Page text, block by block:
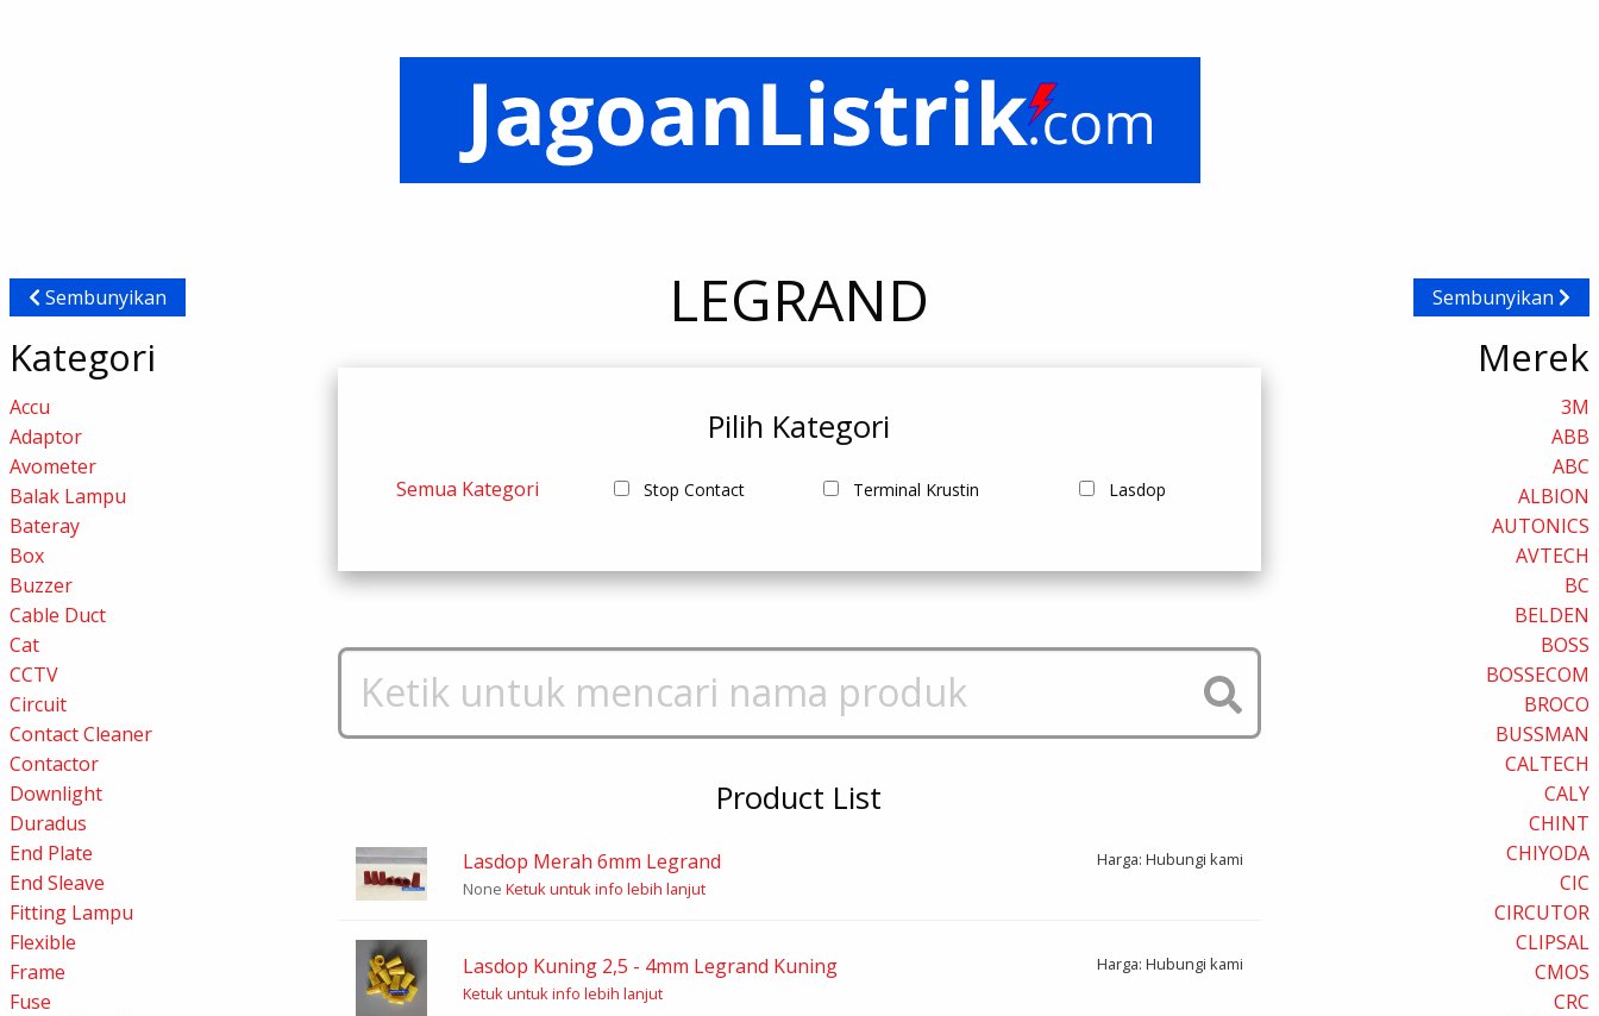
Sembunyikan
Kategori
Accu
Adaptor
Avometer
Balak Lampu
Bateray
Box
Buzzer
Cable Duct
Cat
CCTV
Circuit
Contact Cleaner
Contactor
Downlight
Duradus
End Plate
End Sleave
Fitting Lampu
Flexible
Frame
Fuse
Sembunyikan
Merek
3M
ABB
ABC
ALBION
AUTONICS
AVTECH
BC
BELDEN
BOSS
BOSSECOM
BROCO
BUSSMAN
CALTECH
CALY
CHINT
CHIYODA
CIC
CIRCUTOR
CLIPSAL
CMOS
CRC
LEGRAND
Pilih Kategori
Semua Kategori Stop Contact Terminal Krustin Lasdop
Product List
Lasdop Merah 6mm Legrand
Harga: Hubungi kami
None Ketuk untuk info lebih lanjut
Lasdop Kuning 2,5 - 4mm Legrand Kuning
Harga: Hubungi kami
Ketuk untuk info lebih lanjut